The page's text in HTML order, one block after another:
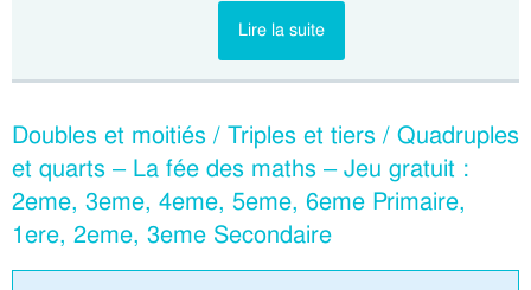
Lire la suite
Doubles et moitiés / Triples et tiers / Quadruples
et quarts – La fée des maths – Jeu gratuit :
2eme, 3eme, 4eme, 5eme, 6eme Primaire,
1ere, 2eme, 3eme Secondaire